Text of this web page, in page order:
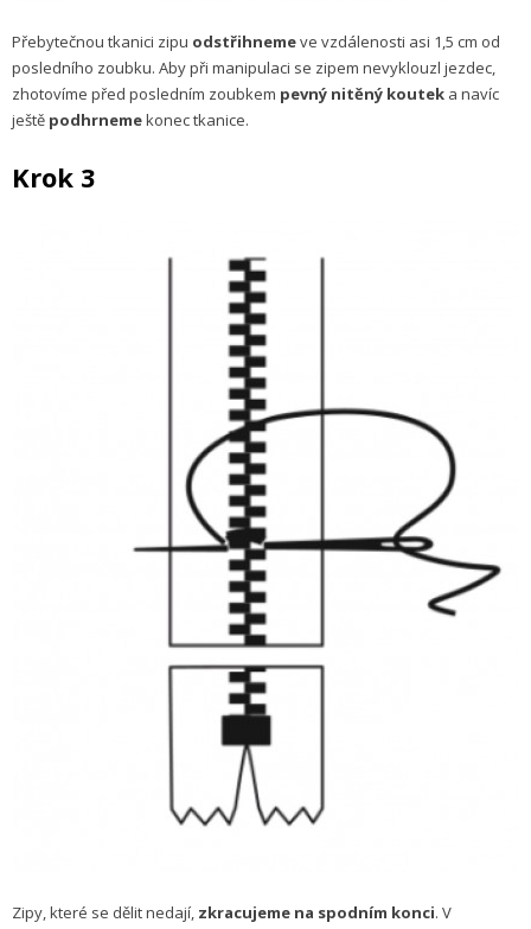
Přebytečnou tkanici zipu odstřihnemeve vzdálenosti asi 1,5 cm od
posledního zoubku. Aby při manipulaci se zipem nevyklouzl jezdec,
zhotovíme před posledním zoubkem pevný nitěný koutek a navíc
ještě podhrnemekonec tkanice.
Krok 3
Zipy, které se dělit nedají, zkracujeme na spodním konci. V